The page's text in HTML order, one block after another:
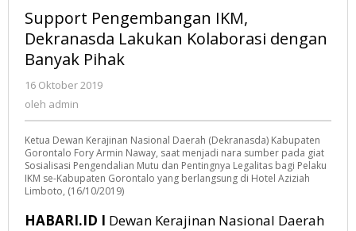
IKM,
Dekranasda
Lakukan
Support Pengembangan IKM,
Dekranasda Lakukan Kolaborasi dengan
Banyak Pihak
16 Oktober 2019
oleh admin
Ketua Dewan Kerajinan Nasional Daerah (Dekranasda) Kabupaten
Gorontalo Fory Armin Naway, saat menjadi nara sumber pada giat
Sosialisasi Pengendalian Mutu dan Pentingnya Legalitas bagi Pelaku
IKM se-Kabupaten Gorontalo yang berlangsung di Hotel Aziziah
Limboto, (16/10/2019)
HABARI.ID I Dewan Kerajinan Nasional Daerah